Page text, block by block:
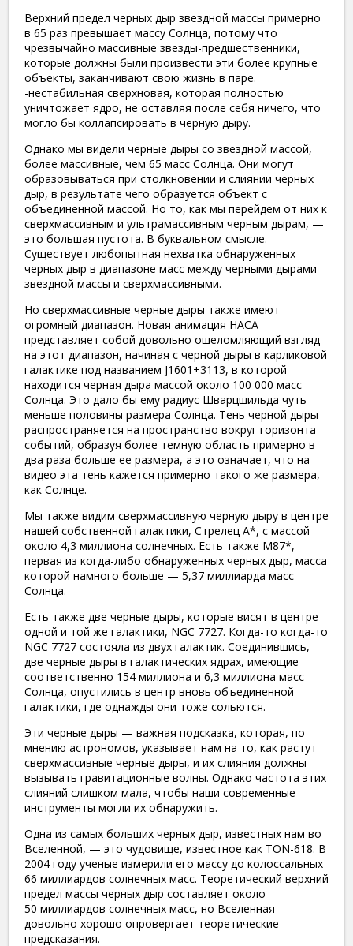
Верхний предел черных дыр звездной массы примерно
в 65 раз превышает массу Солнца, потому что
чрезвычайно массивные звезды-предшественники,
которые должны были произвести эти более крупные
объекты, заканчивают свою жизнь в паре.
-нестабильная сверхновая, которая полностью
уничтожает ядро, не оставляя после себя ничего, что
могло бы коллапсировать в черную дыру.
Однако мы видели черные дыры со звездной массой,
более массивные, чем 65 масс Солнца. Они могут
образовываться при столкновении и слиянии черных
дыр, в результате чего образуется объект с
объединенной массой. Но то, как мы перейдем от них к
сверхмассивным и ультрамассивным черным дырам, —
это большая пустота. В буквальном смысле.
Существует любопытная нехватка обнаруженных
черных дыр в диапазоне масс между черными дырами
звездной массы и сверхмассивными.
Но сверхмассивные черные дыры также имеют
огромный диапазон. Новая анимация НАСА
представляет собой довольно ошеломляющий взгляд
на этот диапазон, начиная с черной дыры в карликовой
галактике под названием J1601+3113, в которой
находится черная дыра массой около 100 000 масс
Солнца. Это дало бы ему радиус Шварцшильда чуть
меньше половины размера Солнца. Тень черной дыры
распространяется на пространство вокруг горизонта
событий, образуя более темную область примерно в
два раза больше ее размера, а это означает, что на
видео эта тень кажется примерно такого же размера,
как Солнце.
Мы также видим сверхмассивную черную дыру в центре
нашей собственной галактики, Стрелец A*, с массой
около 4,3 миллиона солнечных. Есть также M87*,
первая из когда-либо обнаруженных черных дыр, масса
которой намного больше — 5,37 миллиарда масс
Солнца.
Есть также две черные дыры, которые висят в центре
одной и той же галактики, NGC 7727. Когда-то когда-то
NGC 7727 состояла из двух галактик. Соединившись,
две черные дыры в галактических ядрах, имеющие
соответственно 154 миллиона и 6,3 миллиона масс
Солнца, опустились в центр вновь объединенной
галактики, где однажды они тоже сольются.
Эти черные дыры — важная подсказка, которая, по
мнению астрономов, указывает нам на то, как растут
сверхмассивные черные дыры, и их слияния должны
вызывать гравитационные волны. Однако частота этих
слияний слишком мала, чтобы наши современные
инструменты могли их обнаружить.
Одна из самых больших черных дыр, известных нам во
Вселенной, — это чудовище, известное как TON-618. В
2004 году ученые измерили его массу до колоссальных
66 миллиардов солнечных масс. Теоретический верхний
предел массы черных дыр составляет около
50 миллиардов солнечных масс, но Вселенная
довольно хорошо опровергает теоретические
предсказания.